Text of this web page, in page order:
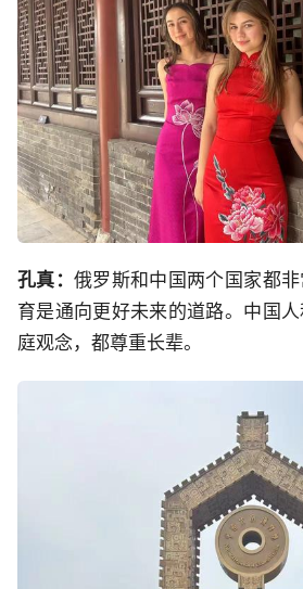
孔真：俄罗斯和中国两个国家都
育是通向更好未来的道路。中国
庭观念，都尊重长辈。